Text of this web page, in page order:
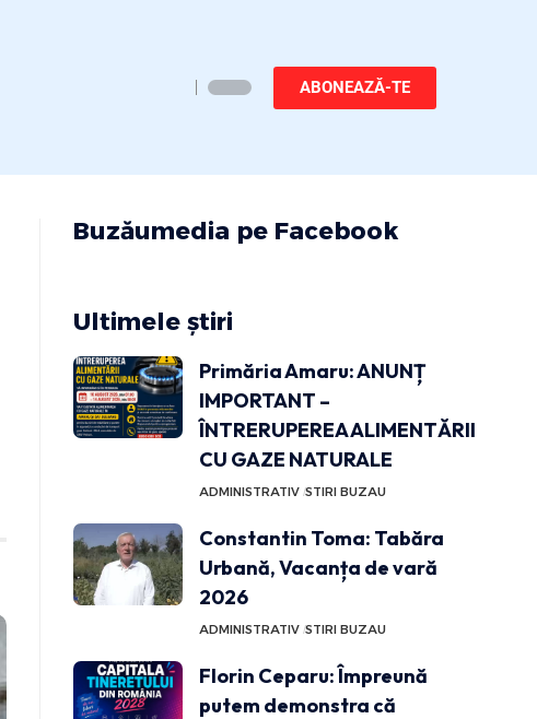
ABONEAZĂ-TE
Buzăumedia pe Facebook
Ultimele știri
Primăria Amaru: ANUNȚ
IMPORTANT –
ÎNTRERUPEREA ALIMENTĂRII
CU GAZE NATURALE
ADMINISTRATIV STIRI BUZAU
Constantin Toma: Tabăra
Urbană, Vacanța de vară
2026
ADMINISTRATIV STIRI BUZAU
Florin Ceparu: Împreună
putem demonstra că